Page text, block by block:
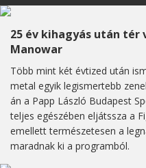
25 év kihagyás után tér
Manowar
Több mint két évtized után
metal egyik legismertebb
án a Papp László Budapest
teljes egészében eljátssza a
emellett természetesen a
maradnak ki a programból.